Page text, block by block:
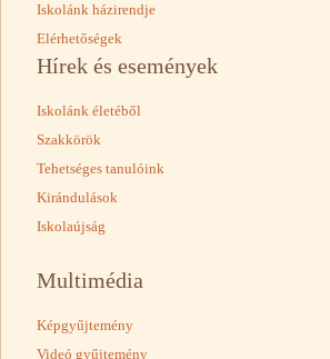
Iskolánk házirendje
Elérhetőségek
Hírek és események
Iskolánk életéből
Szakkörök
Tehetséges tanulóink
Kirándulások
Iskolaújság
Multimédia
Képgyűjtemény
Videó gyűjtemény